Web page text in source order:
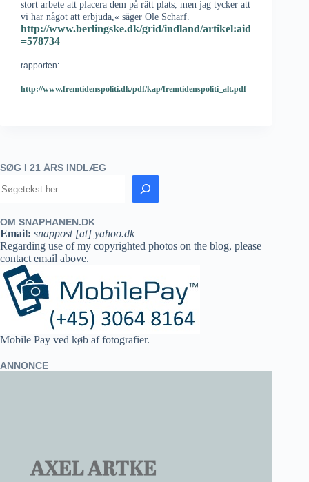
stort arbete att placera dem på rätt plats, men jag tycker att
vi har något att erbjuda,« säger Ole Scharf.
http://www.berlingske.dk/grid/indland/artikel:aid
=578734
rapporten:
http://www.fremtidenspoliti.dk/pdf/kap/fremtidenspoliti_alt.pdf
SØG I 21 ÅRS INDLÆG
OM SNAPHANEN.DK
Email: snappost [at] yahoo.dk
Regarding use of my copyrighted photos on the blog, please
contact email above.
Mobile Pay ved køb af fotografier.
ANNONCE